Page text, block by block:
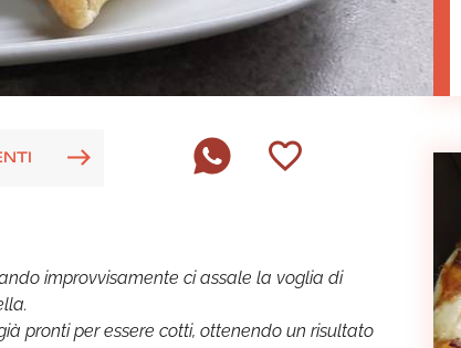
improvvisamente ci assale la voglia di
pronti per essere cotti, ottenendo un risultato